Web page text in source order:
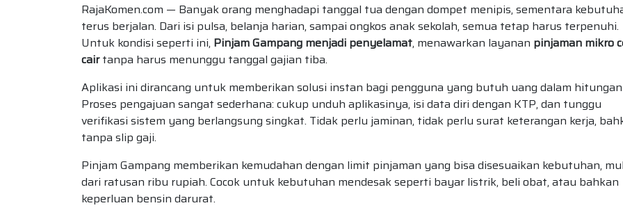
RajaKomen.com — Banyak orang menghadapi tanggal tua dengan dompet menipis, sementara
terus berjalan. Dari isi pulsa, belanja harian, sampai ongkos anak sekolah, semua tetap harus terpenuhi.
Untuk kondisi seperti ini, Pinjam Gampang menjadi penyelamat, menawarkan layanan pinjaman mikro
cairtanpa harus menunggu tanggal gajian tiba.
Aplikasi ini dirancang untuk memberikan solusi instan bagi pengguna yang butuh uang dalam hitungan
Proses pengajuan sangat sederhana: cukup unduh aplikasinya, isi data diri dengan KTP, dan tunggu
verifikasi sistem yang berlangsung singkat. Tidak perlu jaminan, tidak perlu surat keterangan kerja,
tanpa slip gaji.
Pinjam Gampang memberikan kemudahan dengan limit pinjaman yang bisa disesuaikan kebutuhan,
dari ratusan ribu rupiah. Cocok untuk kebutuhan mendesak seperti bayar listrik, beli obat, atau bahkan
keperluan bensin darurat.